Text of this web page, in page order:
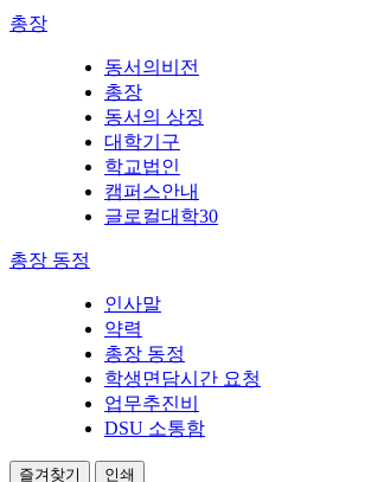
총장
동서의비전
총장
동서의 상징
대학기구
학교법인
캠퍼스안내
글로컬대학30
총장 동정
인사말
약력
총장 동정
학생면담시간 요청
업무추진비
DSU 소통함
즐겨찾기 인쇄